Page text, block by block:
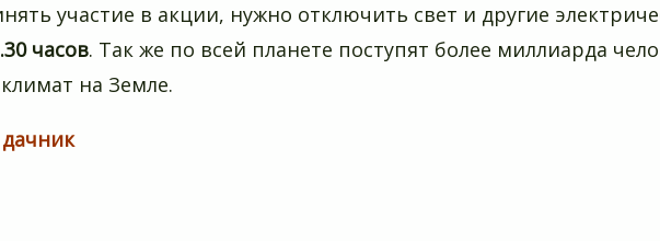
участие в акции, нужно отключить свет и другие
часов. Так же по всей планете поступят более миллиарда
на Земле.